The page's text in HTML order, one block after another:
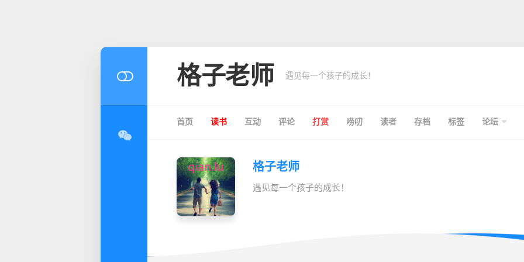
格子老师 遇见每一个孩子的成长！
首页 读书 互动 评论 打赏 唠叨 读者 存档 标签 论坛
格子老师
遇见每一个孩子的成长！